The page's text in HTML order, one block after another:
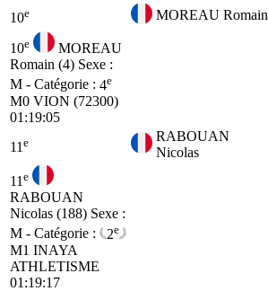
10e MOREAU Romain
10e
MOREAU
Romain (4) Sexe :
M - Catégorie : 4e
M0 VION (72300)
01:19:05
11 e
RABOUAN
Nicolas
11 e
RABOUAN
Nicolas (188) Sexe :
M - Catégorie :
2e
M1 INAYA
ATHLETISME
01:19:17